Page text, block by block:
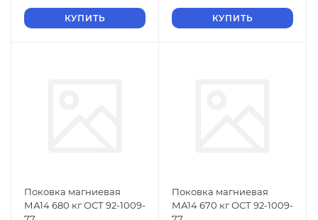
КУПИТЬ КУПИТЬ
Поковка магниевая
МА14 680 кг ОСТ 92-1009-
Поковка магниевая
МА14 670 кг ОСТ 92-1009-